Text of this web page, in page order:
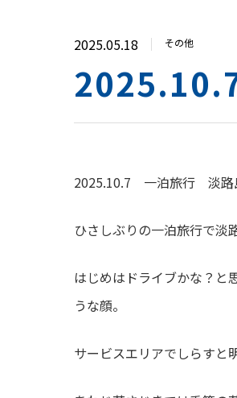
2025.05.18 その他
2025.10.7 一泊旅行 淡路
ひさしぶりの一泊旅行で淡
はじめはドライブかな？
うな顔。
サービスエリアでしらすと